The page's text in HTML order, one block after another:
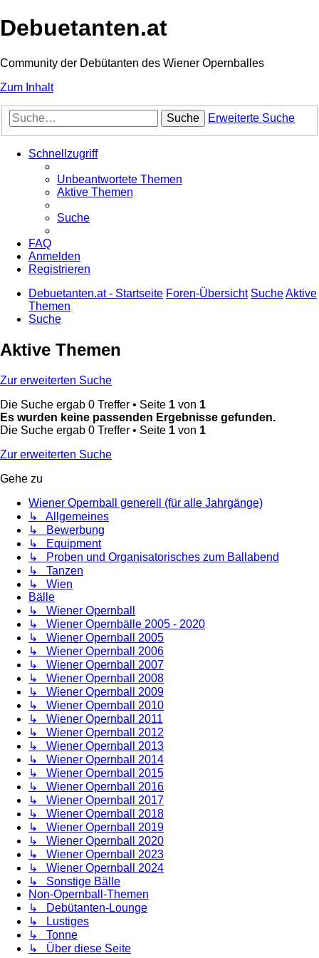
Debuetanten.at
Community der Debütanten des Wiener Opernballes
Zum Inhalt
Suche Erweiterte Suche
Schnellzugriff
Unbeantwortete Themen
Aktive Themen
Suche
FAQ
Anmelden
Registrieren
Debuetanten.at - Startseite Foren-Übersicht SucheAktive
Themen
Suche
Aktive Themen
Zur erweiterten Suche
Die Suche ergab 0 Treffer • Seite 1 von 1
Es wurden keine passenden Ergebnisse gefunden.
Die Suche ergab 0 Treffer • Seite 1 von 1
Zur erweiterten Suche
Gehe zu
Wiener Opernball generell (für alle Jahrgänge)
↳ Allgemeines
↳ Bewerbung
↳ Equipment
↳ Proben und Organisatorisches zum Ballabend
↳ Tanzen
↳ Wien
Bälle
↳ Wiener Opernball
↳ Wiener Opernbälle 2005 - 2020
↳ Wiener Opernball 2005
↳ Wiener Opernball 2006
↳ Wiener Opernball 2007
↳ Wiener Opernball 2008
↳ Wiener Opernball 2009
↳ Wiener Opernball 2010
↳ Wiener Opernball 2011
↳ Wiener Opernball 2012
↳ Wiener Opernball 2013
↳ Wiener Opernball 2014
↳ Wiener Opernball 2015
↳ Wiener Opernball 2016
↳ Wiener Opernball 2017
↳ Wiener Opernball 2018
↳ Wiener Opernball 2019
↳ Wiener Opernball 2020
↳ Wiener Opernball 2023
↳ Wiener Opernball 2024
↳ Sonstige Bälle
Non-Opernball-Themen
↳ Debütanten-Lounge
↳ Lustiges
↳ Tonne
↳ Über diese Seite